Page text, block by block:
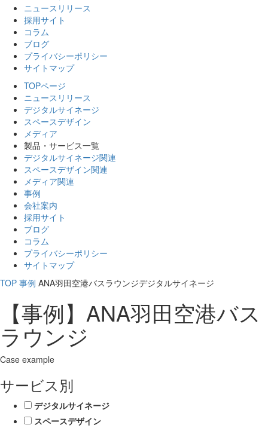
ニュースリリース
採用サイト
コラム
ブログ
プライバシーポリシー
サイトマップ
TOPページ
ニュースリリース
デジタルサイネージ
スペースデザイン
メディア
製品・サービス一覧
デジタルサイネージ関連
スペースデザイン関連
メディア関連
事例
会社案内
採用サイト
ブログ
コラム
プライバシーポリシー
サイトマップ
TOP 事例 ANA羽田空港バスラウンジデジタルサイネージ
【事例】ANA羽田空港バス
ラウンジ
Case example
サービス別
デジタルサイネージ
スペースデザイン